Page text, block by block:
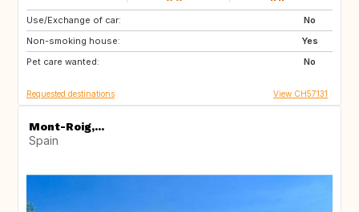
Use/Exchange of car:
No
Non-smoking house:
Yes
Pet care wanted:
No
AU
IE
US
Requested destinations View CH57131
Mont-Roig,...
Spain